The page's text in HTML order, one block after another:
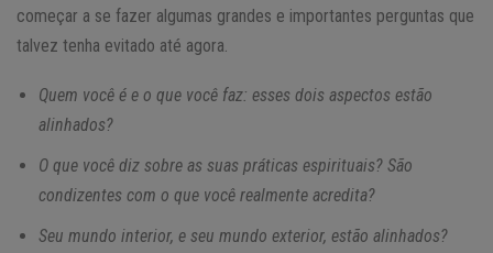
começar a se fazer algumas grandes e importantes perguntas que
talvez tenha evitado até agora.
Quem você é e o que você faz: esses dois aspectos estão
alinhados?
O que você diz sobre as suas práticas espirituais? São
condizentes com o que você realmente acredita?
Seu mundo interior, e seu mundo exterior, estão alinhados?